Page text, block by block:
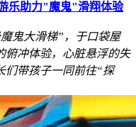
乐助力"魔鬼"滑翔体验
鬼大滑梯”，于口袋屋
俯冲体验，心脏悬浮的失
们带孩子一同前往“探